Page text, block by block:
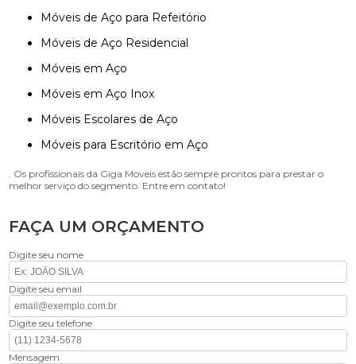
Móveis de Aço para Refeitório
Móveis de Aço Residencial
Móveis em Aço
Móveis em Aço Inox
Móveis Escolares de Aço
Móveis para Escritório em Aço
. Os profissionais da Giga Moveis estão sempre prontos para prestar o
melhor serviço do segmento. Entre em contato!
FAÇA UM ORÇAMENTO
Digite seu nome
Digite seu email
Digite seu telefone
Mensagem